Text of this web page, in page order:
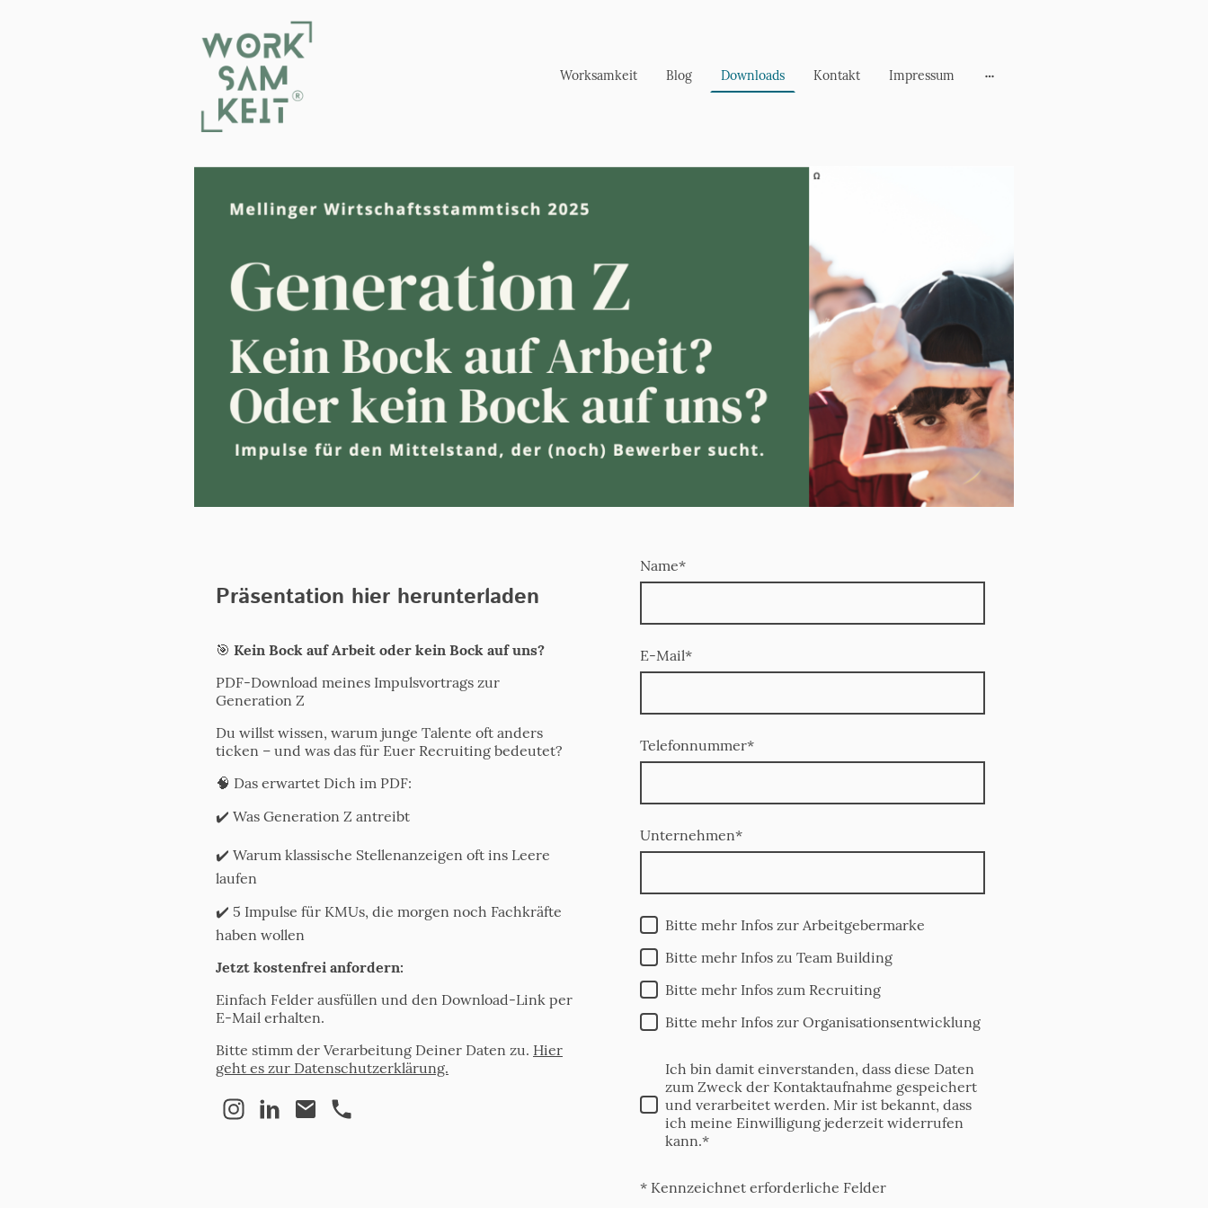
Worksamkeit Blog Downloads Kontakt Impressum
Präsentation hier herunterladen
🎯 Kein Bock auf Arbeit oder kein Bock auf uns?
PDF-Download meines Impulsvortrags zur
Generation Z
Du willst wissen, warum junge Talente oft anders
ticken – und was das für Euer Recruiting bedeutet?
🧠 Das erwartet Dich im PDF:
✔️ Was Generation Z antreibt
✔️ Warum klassische Stellenanzeigen oft ins Leere
laufen
✔️ 5 Impulse für KMUs, die morgen noch Fachkräfte
haben wollen
Jetzt kostenfrei anfordern:
Einfach Felder ausfüllen und den Download-Link per
E-Mail erhalten.
Bitte stimm der Verarbeitung Deiner Daten zu. Hier
geht es zur Datenschutzerklärung.
Name*
E-Mail*
Telefonnummer*
Unternehmen*
Bitte mehr Infos zur Arbeitgebermarke
Bitte mehr Infos zu Team Building
Bitte mehr Infos zum Recruiting
Bitte mehr Infos zur Organisationsentwicklung
Ich bin damit einverstanden, dass diese Daten
zum Zweck der Kontaktaufnahme gespeichert
und verarbeitet werden. Mir ist bekannt, dass
ich meine Einwilligung jederzeit widerrufen
kann.*
* Kennzeichnet erforderliche Felder